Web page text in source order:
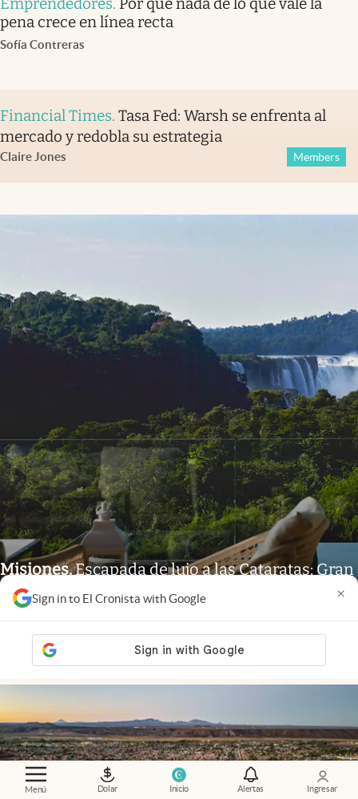
Menú Dolar Inicio Alertas Ingresar
Sign in to El Cronista with Google ×
pena crece en línea recta
Sofía Contreras
Financial Times. Tasa Fed: Warsh se enfrenta al
mercado y redobla su estrategia
Claire Jones Members
Misiones.Escapada de lujo a las Cataratas: Gran
Meliá Iguazú presentó su nueva propuesta
gastronómica